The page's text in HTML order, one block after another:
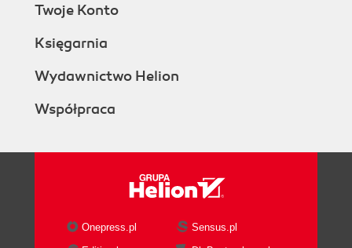
Twoje Konto
Księgarnia
Wydawnictwo Helion
Współpraca
Onepress.pl
Sensus.pl